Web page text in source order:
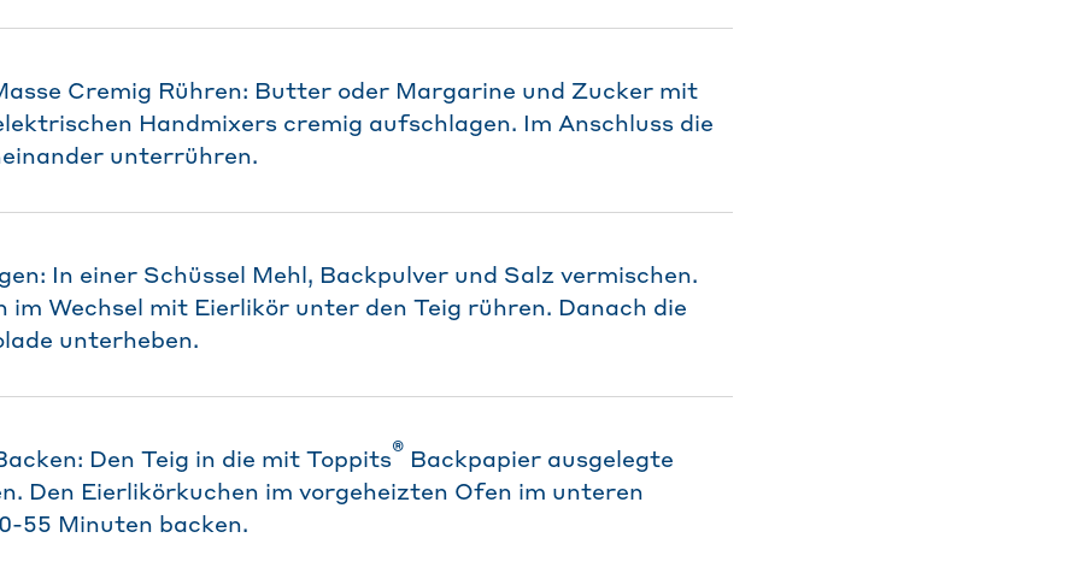
Cremig Rühren: Butter oder Margarine und Zucker mit
Handmixers cremig aufschlagen. Im Anschluss die
unterrühren.
In einer Schüssel Mehl, Backpulver und Salz vermischen.
im Wechsel mit Eierlikör unter den Teig rühren. Danach die
unterheben.
Den Teig in die mit Toppits® Backpapier ausgelegte
Den Eierlikörkuchen im vorgeheizten Ofen im unteren
55 Minuten backen.